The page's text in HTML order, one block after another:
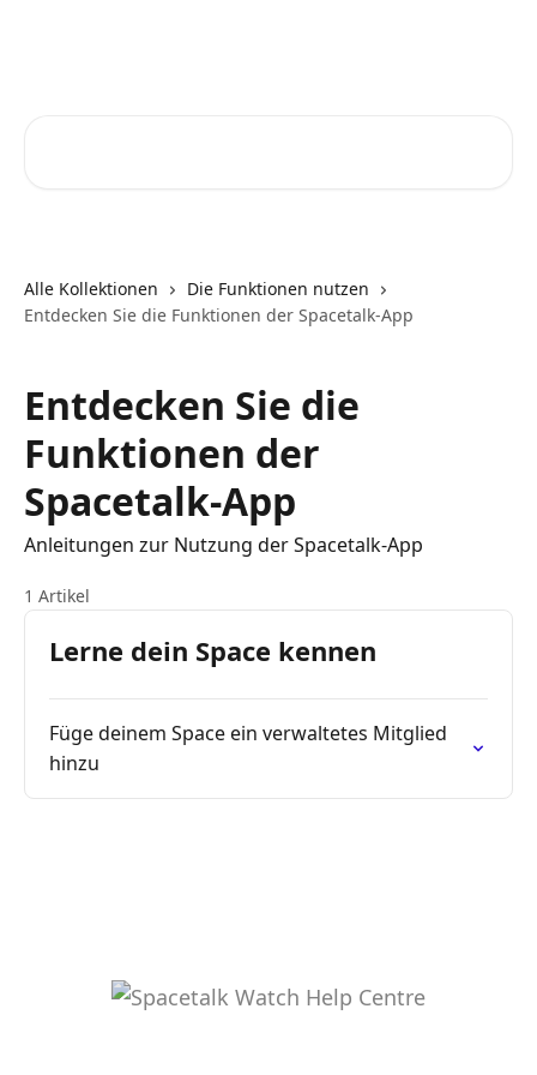
Alle Kollektionen
Die Funktionen nutzen
Entdecken Sie die Funktionen der Spacetalk-App
Entdecken Sie die
Funktionen der
Spacetalk-App
Anleitungen zur Nutzung der Spacetalk-App
1 Artikel
Lerne dein Space kennen
Füge deinem Space ein verwaltetes Mitglied
hinzu